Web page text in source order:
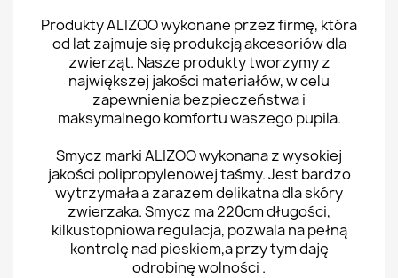
Produkty ALIZOO wykonane przez firmę, która
od lat zajmuje się produkcją akcesoriów dla
zwierząt. Nasze produkty tworzymy z
największej jakości materiałów, w celu
zapewnienia bezpieczeństwa i
maksymalnego komfortu waszego pupila.
Smycz marki ALIZOO wykonana z wysokiej
jakości polipropylenowej taśmy. Jest bardzo
wytrzymała a zarazem delikatna dla skóry
zwierzaka. Smycz ma 220cm długości,
kilkustopniowa regulacja, pozwala na pełną
kontrolę nad pieskiem,a przy tym daję
odrobinę wolności .